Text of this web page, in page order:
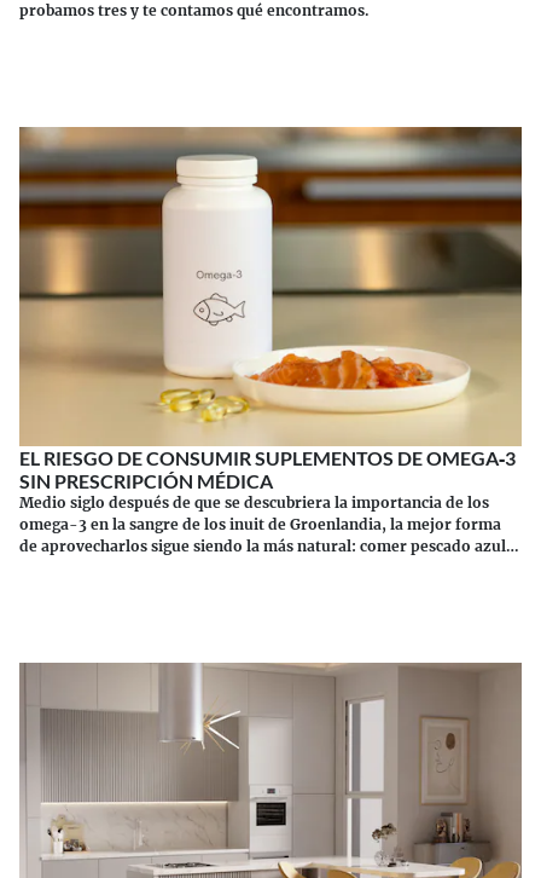
probamos tres y te contamos qué encontramos.
EL RIESGO DE CONSUMIR SUPLEMENTOS DE OMEGA‑3
SIN PRESCRIPCIÓN MÉDICA
Medio siglo después de que se descubriera la importancia de los
omega-3 en la sangre de los inuit de Groenlandia, la mejor forma
de aprovecharlos sigue siendo la más natural: comer pescado azul.